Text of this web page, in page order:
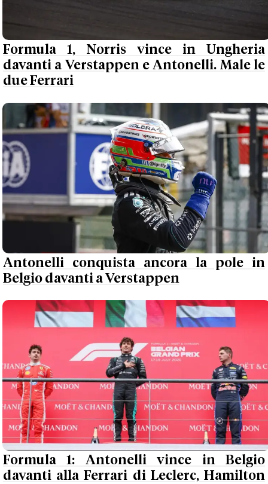
Formula 1, Norris vince in Ungheria
davanti a Verstappen e Antonelli. Male le
due Ferrari
Antonelli conquista ancora la pole in
Belgio davanti a Verstappen
Formula 1: Antonelli vince in Belgio
davanti alla Ferrari di Leclerc, Hamilton